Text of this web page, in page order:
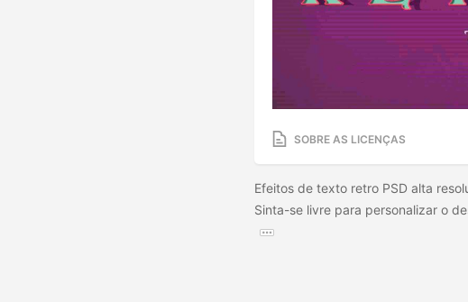
SOBRE AS LICENÇAS
Efeitos de texto retro PSD alta
Sinta-se livre para personalizar o